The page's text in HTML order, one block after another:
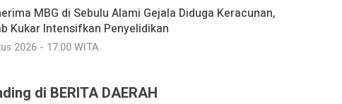
MBG di Sebulu Alami Gejala Diduga Keracunan,
Kukar Intensifkan Penyelidikan
2026 - 17:00 WITA
di BERITA DAERAH